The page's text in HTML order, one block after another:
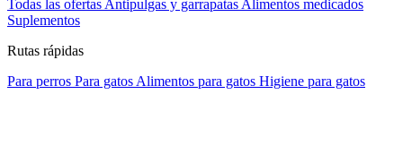
Todas las ofertas Antipulgas y garrapatas Alimentos medicados
Suplementos
Rutas rápidas
Para perros Para gatos Alimentos para gatos Higiene para gatos